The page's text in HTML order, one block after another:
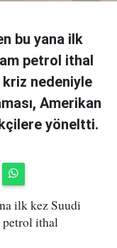
bu yana ilk
petrol ithal
nedeniyle
Amerikan
yöneltti.
ilk kez Suudi
petrol ithal